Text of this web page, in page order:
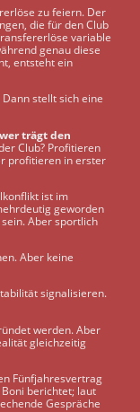
zu feiern. Der
die für den Club
variable
genau diese
entsteht ein
stellt sich eine
trägt den
Club? Profitieren
profitieren in erster
ist im
geworden
Aber sportlich
Aber keine
signalisieren.
werden. Aber
gleichzeitig
Fünfjahresvertrag
berichtet; laut
Gespräche